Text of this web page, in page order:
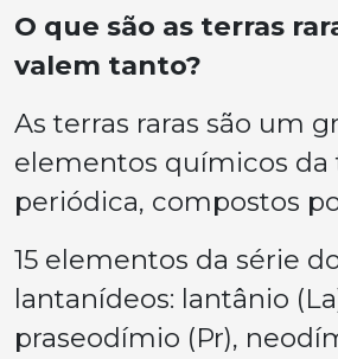
O que são as terras
valem tanto?
As terras raras são um
elementos químicos da
periódica, compostos
15 elementos da série
lantanídeos: lantânio
praseodímio (Pr),